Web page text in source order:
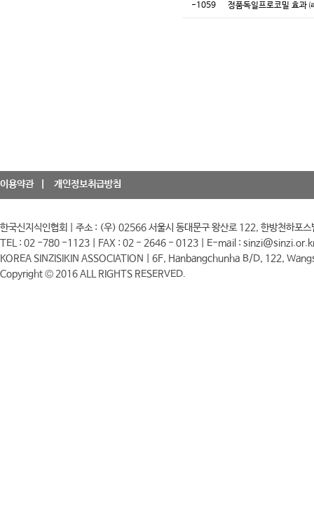
-1059 정품독일프로코밀 효과
이용약관 개인정보취급방침
한국신지식인협회 | 주소 : (우) 02566 서울시 동대문구 왕산로 122, 한방천하포스
TEL : 02 -780 -1123 | FAX : 02 - 2646 - 0123 | E-mail :
KOREA SINZISIKIN ASSOCIATION | 6F, Hanbangchunha B/D, 122,
Copyright © 2016 ALL RIGHTS RESERVED.